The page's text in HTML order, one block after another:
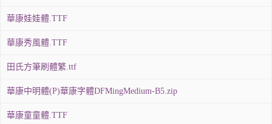
華康娃娃體.TTF
華康秀風體.TTF
田氏方筆刷體繁.ttf
華康中明體(P)華康字體DFMingMedium-B5.zip
華康童童體.TTF